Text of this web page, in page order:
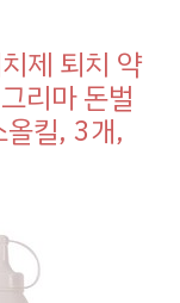
제 퇴치 약
리마 돈벌
올킬, 3개,